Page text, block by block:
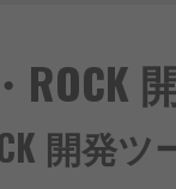
ROCK
開発ツ